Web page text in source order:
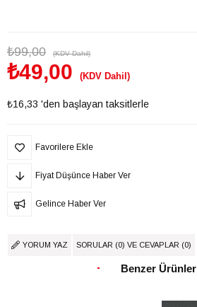
₺99,00 (KDV Dahil)
₺49,00 (KDV Dahil)
₺16,33 'den başlayan taksitlerle
Favorilere Ekle
Fiyat Düşünce Haber Ver
Gelince Haber Ver
YORUM YAZ SORULAR (0) VE CEVAPLAR (0)
Benzer Ürünler